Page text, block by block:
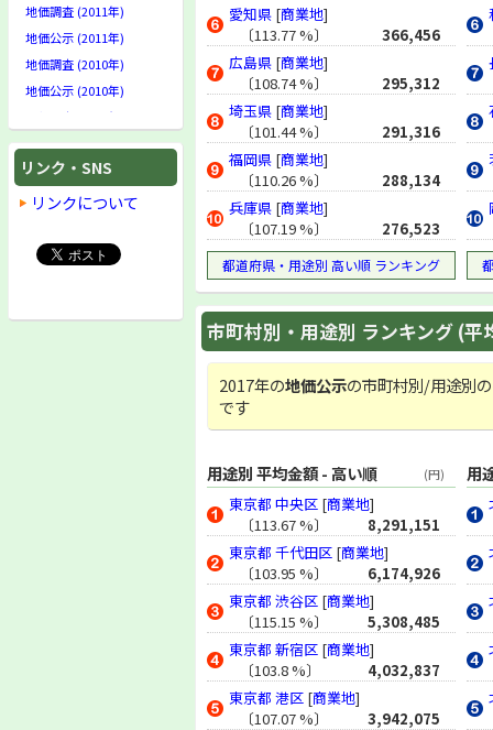
愛知県 [商業地]
〔113.77 %〕
366,456
広島県 [商業地]
〔108.74 %〕
295,312
埼玉県 [商業地]
〔101.44 %〕
291,316
福岡県 [商業地]
〔110.26 %〕
288,134
兵庫県 [商業地]
〔107.19 %〕
276,523
都道府県・用途別 高い順 ランキング
市町村別・用途別 ランキング (平
2017年の地価公示の市町村別/用途別
です
用途別 平均金額 - 高い順 (円)
東京都 中央区 [商業地]
〔113.67 %〕
8,291,151
東京都 千代田区 [商業地]
〔103.95 %〕
6,174,926
東京都 渋谷区 [商業地]
〔115.15 %〕
5,308,485
東京都 新宿区 [商業地]
〔103.8 %〕
4,032,837
東京都 港区 [商業地]
〔107.07 %〕
3,942,075
用
地価調査 (2011年)
地価公示 (2011年)
地価調査 (2010年)
地価公示 (2010年)
地価調査 (2009年)
地価公示 (2009年)
地価調査 (2008年)
地価公示 (2008年)
地価公示 (2007年)
リンク・SNS
リンクについて